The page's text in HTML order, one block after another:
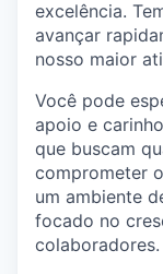
excelência.
avançar
nosso maior
Você pode
apoio e
que buscam
comprometer
um ambiente
focado no
colaboradores.